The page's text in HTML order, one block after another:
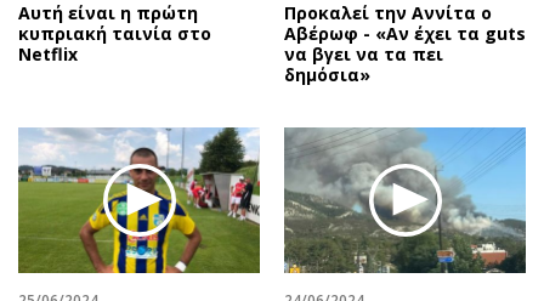
Αυτή είναι η πρώτη
κυπριακή ταινία στο
Netflix
Προκαλεί την Αννίτα ο
Αβέρωφ - «Αν έχει τα guts
να βγει να τα πει
δημόσια»